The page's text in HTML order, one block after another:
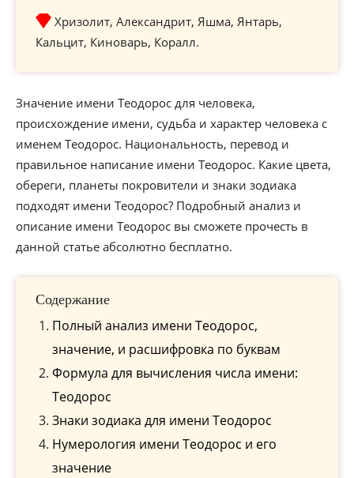
Хризолит, Александрит, Яшма, Янтарь,
Кальцит, Киноварь, Коралл.
Значение имени Теодорос для человека,
происхождение имени, судьба и характер человека с
именем Теодорос. Национальность, перевод и
правильное написание имени Теодорос. Какие цвета,
обереги, планеты покровители и знаки зодиака
подходят имени Теодорос? Подробный анализ и
описание имени Теодорос вы сможете прочесть в
данной статье абсолютно бесплатно.
Содержание
Полный анализ имени Теодорос,
значение, и расшифровка по буквам
Формула для вычисления числа имени:
Теодорос
Знаки зодиака для имени Теодорос
Нумерология имени Теодорос и его
значение